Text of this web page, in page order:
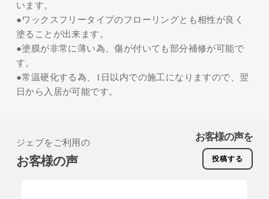
います。
●ワックスフリータイプのフローリングとも相性が良く
塗ることが出来ます。
●塗膜が非常に薄い為、傷が付いても部分補修が可能で
す。
●常温硬化する為、1日以内での施工になりますので、翌
日から入居が可能です。
ジェブをご利用の
お客様の声
お客様の声を
投稿する